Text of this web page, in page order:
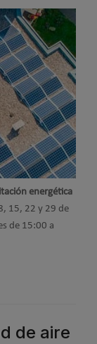
energética
15, 22 y 29 de
de 15:00 a
de aire